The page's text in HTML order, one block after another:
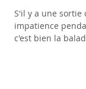
S'il y a une sortie
impatience
c'est bien la